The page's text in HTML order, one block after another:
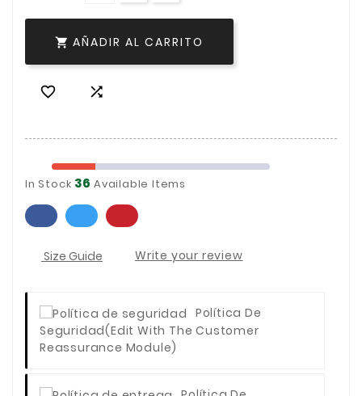
 AÑADIR AL CARRITO
 
In Stock 36 Available Items
Size Guide Write your review
Política De
Seguridad(edit With The Customer
Reassurance Module)